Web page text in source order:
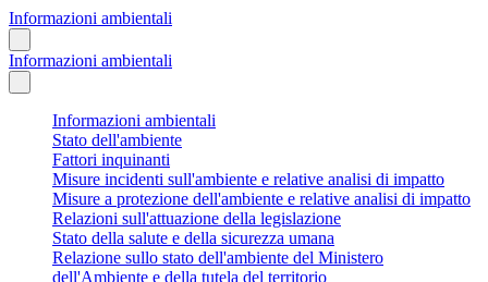
Informazioni ambientali
Informazioni ambientali
Informazioni ambientali
Stato dell'ambiente
Fattori inquinanti
Misure incidenti sull'ambiente e relative analisi di impatto
Misure a protezione dell'ambiente e relative analisi di impatto
Relazioni sull'attuazione della legislazione
Stato della salute e della sicurezza umana
Relazione sullo stato dell'ambiente del Ministero
dell'Ambiente e della tutela del territorio